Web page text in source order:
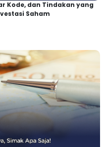
Kode, dan Tindakan yang
Saham